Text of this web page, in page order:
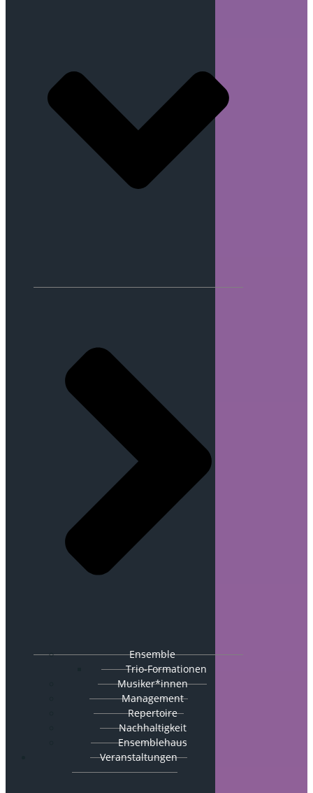
Ensemble
Trio-Formationen
Musiker*innen
Management
Repertoire
Nachhaltigkeit
Ensemblehaus
Veranstaltungen